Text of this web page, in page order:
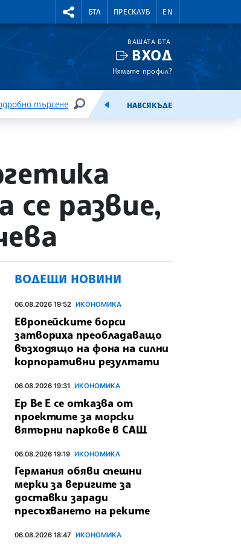
RIGHTMENU.SOCIAL
БТА ПРЕСКЛУБ EN
ВАШАТА БТА
ВХОД
Нямате профил?
търсене
ТЪРСЕНЕЕМИСИЯНАВСЯКЪДЕ
се развие,
ВОДЕЩИ НОВИНИ
06.08.2026 19:52 ИКОНОМИКА
Европейските борси
затвориха преобладаващо
възходящо на фона на силни
корпоративни резултати
06.08.2026 19:31 ИКОНОМИКА
Ер Ве Е се отказва от
проектите за морски
вятърни паркове в САЩ
06.08.2026 19:19 ИКОНОМИКА
Германия обяви спешни
мерки за веригите за
доставки заради
пресъхването на реките
06.08.2026 18:47 ИКОНОМИКА